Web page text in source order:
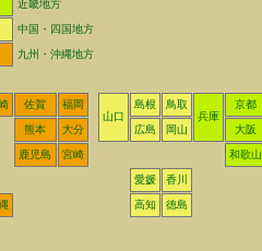
近畿地方
中国・四国地方
九州・沖縄地方
佐賀
福岡
山口
島根
鳥取
兵庫
京都
熊本 大分 広島 岡山 大阪
鹿児島 宮崎 和歌山
愛媛 香川
高知 徳島